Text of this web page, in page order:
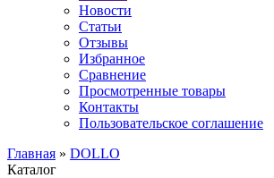
Новости
Статьи
Отзывы
Избранное
Сравнение
Просмотренные товары
Контакты
Пользовательское соглашение
Главная » DOLLO
Каталог